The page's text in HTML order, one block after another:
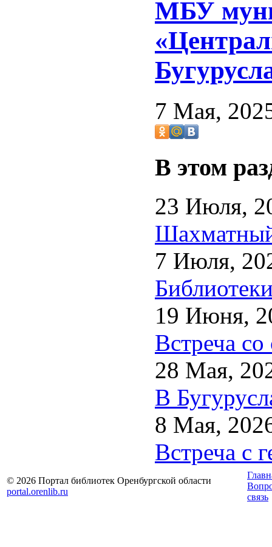
МБУ
7 Мая,
В этом
23 Июля,
7 Июля,
19 Июня,
Встреча со
28 Мая,
В
8 Мая,
Встреча с
© 2026 Портал библиотек Оренбургской области
portal.orenlib.ru
связь